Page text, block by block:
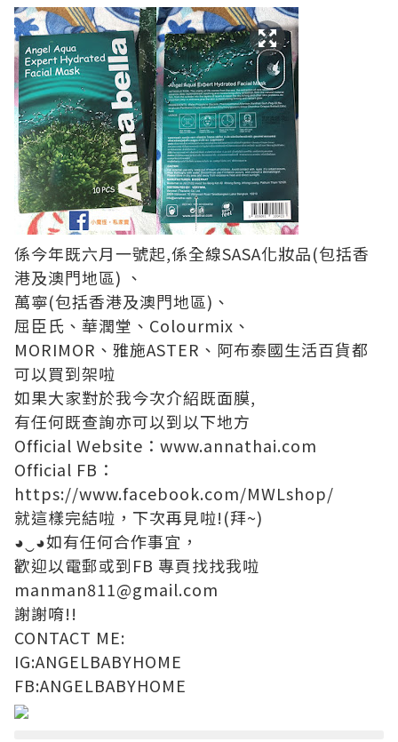
係今年既六月一號起,係全線SASA化妝品(包括香
港及澳⾨地區) 、
萬寧(包括香港及澳⾨地區)、
屈⾂⽒、華潤堂、Colourmix、
MORIMOR、雅施ASTER、阿布泰國⽣活百貨都
可以買到架啦
如果大家對於我今次介紹既面膜,
有任何既查詢亦可以到以下地方
Official Website： www.annathai.com
Official FB：
https://www.facebook.com/MWLshop/
就這樣完結啦，下次再見啦!(拜~)
◕‿◕如有任何合作事宜，
歡迎以電郵或到FB 專頁找找我啦
manman811@gmail.com
謝謝唷!!
CONTACT ME:
IG:ANGELBABYHOME
FB:ANGELBABYHOME